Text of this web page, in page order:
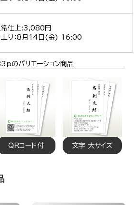
常仕上:3,080円
り：8月14日(金) 16:00
のバリエーション商品
QRコード付 文字 大サイズ